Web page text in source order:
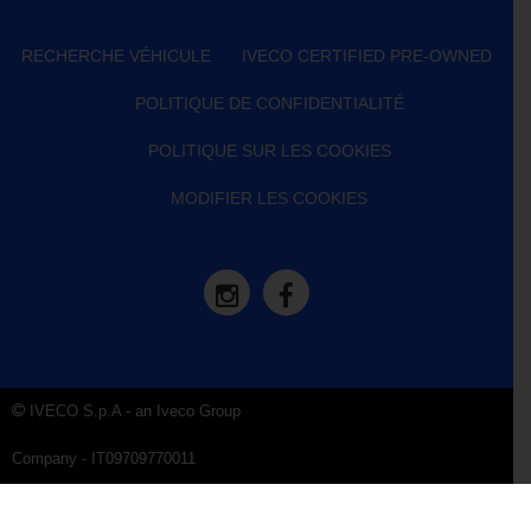
RECHERCHE VÉHICULE IVECO CERTIFIED PRE-OWNED
POLITIQUE DE CONFIDENTIALITÉ
POLITIQUE SUR LES COOKIES
MODIFIER LES COOKIES
IVECO S.p.A - an Iveco Group
Company - IT09709770011